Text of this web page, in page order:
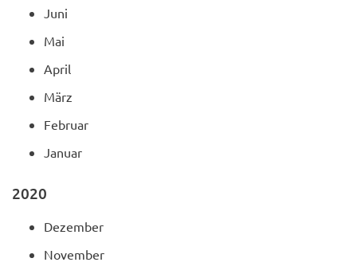
Juni
Mai
April
März
Februar
Januar
2020
Dezember
November